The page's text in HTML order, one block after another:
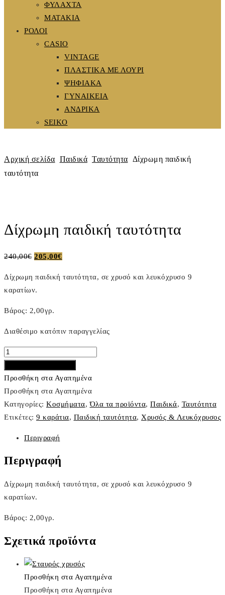
ΦΥΛΑΧΤΑ
ΜΑΤΑΚΙΑ
ΡΟΛΟΙ
CASIO
VINTAGE
ΠΛΑΣΤΙΚΑ ΜΕ ΛΟΥΡΙ
ΨΗΦΙΑΚΑ
ΓΥΝΑΙΚΕΙΑ
ΑΝΔΡΙΚΑ
SEIKO
Αρχική σελίδα Παιδικά Ταυτότητα
Δίχρωμη παιδική
ταυτότητα
Δίχρωμη παιδική ταυτότητα
240,00€ Original
was:
240,00€.
205,00€Η
τιμή
Δίχρωμη παιδική ταυτότητα, σε χρυσό και λευκόχρυσο 9
καρατίων.
Βάρος: 2,00γρ.
Διαθέσιμο κατόπιν παραγγελίας
Δίχρωμη
ταυτότητα
ποσότητα
Προσθήκη στα Αγαπημένα
Προσθήκη στα Αγαπημένα
Κατηγορίες: Κοσμήματα,Όλα τα προϊόντα, Παιδικά, Ταυτότητα
Ετικέτες: 9 καράτια, Παιδική ταυτότητα, Χρυσός & Λευκόχρυσος
Περιγραφή
Περιγραφή
Δίχρωμη παιδική ταυτότητα, σε χρυσό και λευκόχρυσο 9
καρατίων.
Βάρος: 2,00γρ.
Σχετικά προϊόντα
Προσθήκη στα Αγαπημένα
Προσθήκη στα Αγαπημένα